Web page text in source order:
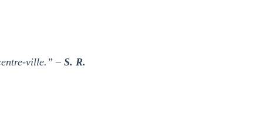
ville.” –S. R.